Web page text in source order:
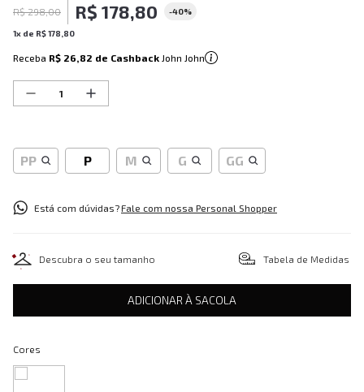
R$ 298,00 R$ 178,80 -40%
1x de R$178 80
Receba R$ 26,82 de Cashback John John
PP P M G GG
Está com dúvidas?Fale com nossa Personal Shopper
Descubra o seu tamanho Tabela de Medidas
ADICIONAR À SACOLA
Cores